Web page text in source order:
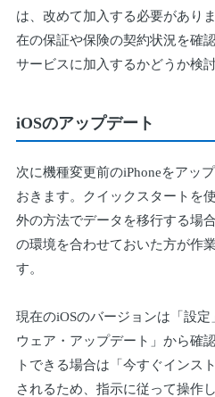
は、改めて加入する必要があり
在の保証や保険の契約状況を確
サービスに加入するかどうか検
iOSのアップデート
次に機種変更前のiPhoneをアッ
おきます。クイックスタートを
外の方法でデータを移行する場
の環境を合わせておいた方が作
す。
現在のiOSのバージョンは「設
ウェア・アップデート」から確
トできる場合は「今すぐインス
されるため、指示に従って操作